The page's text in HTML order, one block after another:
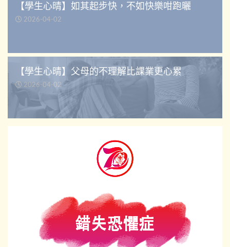
【學生心晴】如其起步快，不如快樂咁跑曬
2026-04-02
【學生心晴】父母的不理解比課業更心累
2026-04-02